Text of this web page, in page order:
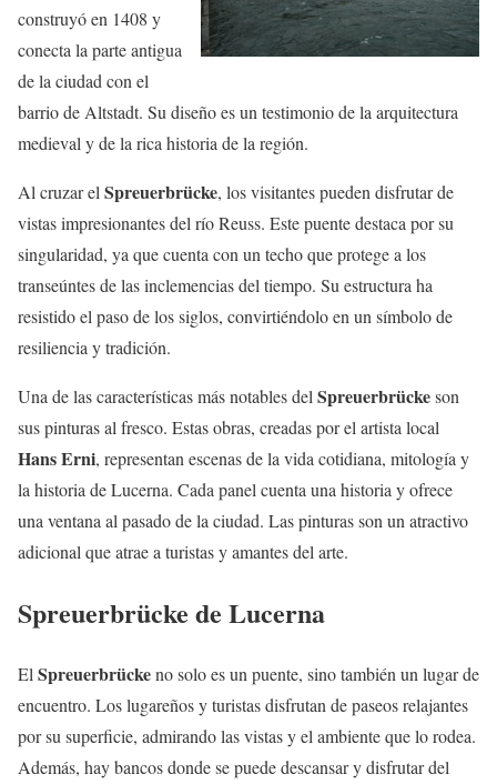
construyó en 1408 y
conecta la parte antigua
de la ciudad con el
barrio de Altstadt. Su diseño es un testimonio de la arquitectura
medieval y de la rica historia de la región.
Al cruzar el Spreuerbrücke, los visitantes pueden disfrutar de
vistas impresionantes del río Reuss. Este puente destaca por su
singularidad, ya que cuenta con un techo que protege a los
transeúntes de las inclemencias del tiempo. Su estructura ha
resistido el paso de los siglos, convirtiéndolo en un símbolo de
resiliencia y tradición.
Una de las características más notables del Spreuerbrückeson
sus pinturas al fresco. Estas obras, creadas por el artista local
Hans Erni, representan escenas de la vida cotidiana, mitología y
la historia de Lucerna. Cada panel cuenta una historia y ofrece
una ventana al pasado de la ciudad. Las pinturas son un atractivo
adicional que atrae a turistas y amantes del arte.
Spreuerbrücke de Lucerna
El Spreuerbrückeno solo es un puente, sino también un lugar de
encuentro. Los lugareños y turistas disfrutan de paseos relajantes
por su superficie, admirando las vistas y el ambiente que lo rodea.
Además, hay bancos donde se puede descansar y disfrutar del